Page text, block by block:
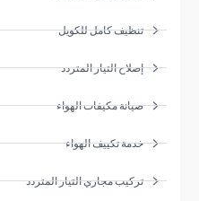
تنظيف كامل للكويل
إصلاح التيار المتردد
صيانة مكيفات الهواء
خدمة تكييف الهواء
تركيب مجاري التيار المتردد